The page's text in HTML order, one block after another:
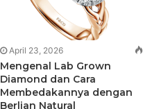
April 23, 2026
Mengenal Lab Grown
Diamond dan Cara
Membedakannya dengan
Berlian Natural